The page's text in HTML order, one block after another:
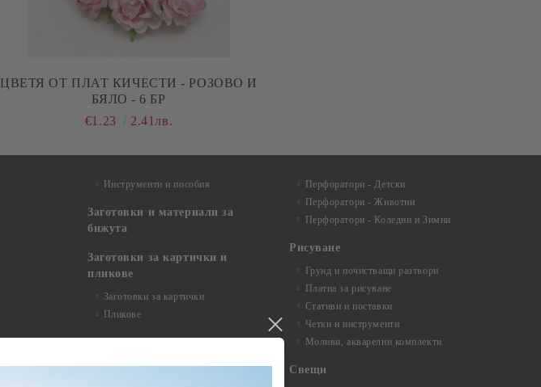
ЦВЕТЯ ОТ ПЛАТ КИЧЕСТИ - РОЗОВО И
БЯЛО - 6 БР
€1.23
2.41лв.
Инструменти и пособия
Заготовки и материали за
бижута
Заготовки за картички и
пликове
Заготовки за картички
Пликове
Перфоратори - Детски
Перфоратори - Животни
Перфоратори - Коледни и Зимни
Рисуване
Грунд и почистващи разтвори
Платна за рисуване
Стативи и поставки
Четки и инструменти
Моливи, акварелни комплекти
Свещи